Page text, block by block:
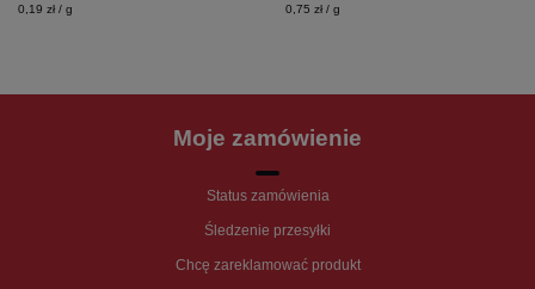
0,19 zł / g 0,75 zł / g
Moje zamówienie
Status zamówienia
Śledzenie przesyłki
Chcę zareklamować produkt